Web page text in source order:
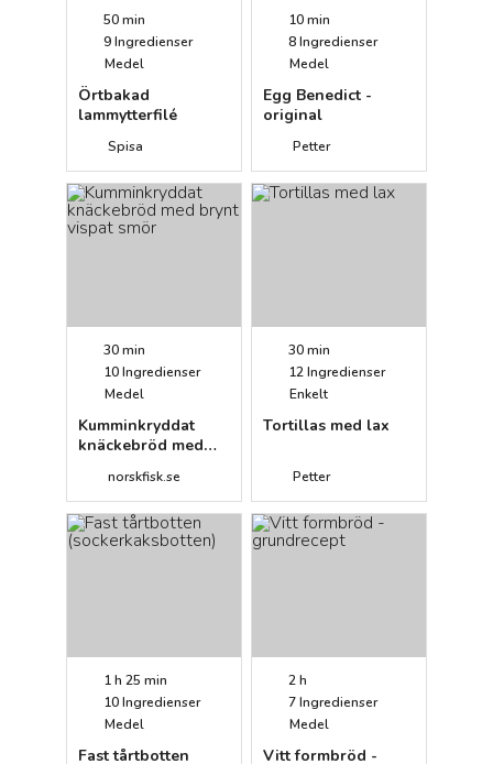
50 min
9Ingredienser
Medel
Örtbakad
lammytterfilé
Spisa
10 min
8Ingredienser
Medel
Egg Benedict -
original
Petter
30 min
10Ingredienser
Medel
Kumminkryddat
knäckebröd med
norskfisk.se
30 min
12Ingredienser
Enkelt
Tortillas med lax
Petter
1 h 25 min
10Ingredienser
Medel
Fast tårtbotten
2 h
7Ingredienser
Medel
Vitt formbröd -